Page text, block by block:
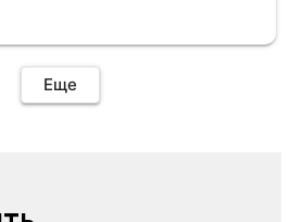
опробую дополню
него. Как поставил сразу
по работе устройства
рекомендую к покупке.
Еще